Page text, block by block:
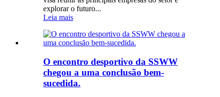
explorar o futuro...
Leia mais
O encontro desportivo da SSWW
chegou a uma conclusão bem-
sucedida.